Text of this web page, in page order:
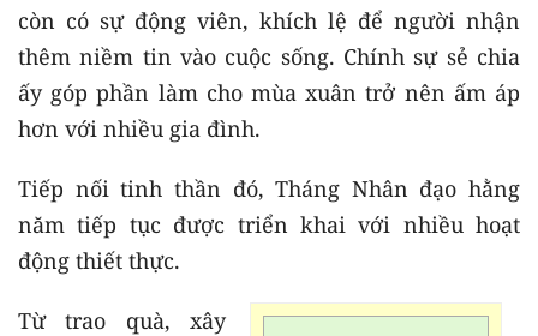
còn có sự động viên, khích lệ để người nhận
thêm niềm tin vào cuộc sống. Chính sự sẻ chia
ấy góp phần làm cho mùa xuân trở nên ấm áp
hơn với nhiều gia đình.
Tiếp nối tinh thần đó, Tháng Nhân đạo hằng
năm tiếp tục được triển khai với nhiều hoạt
động thiết thực.
Từ trao quà, xây